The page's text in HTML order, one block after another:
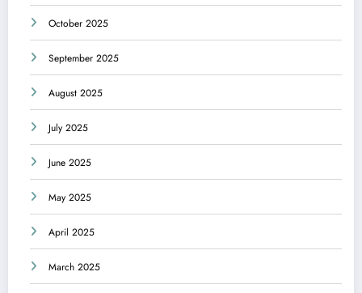
October 2025
September 2025
August 2025
July 2025
June 2025
May 2025
April 2025
March 2025